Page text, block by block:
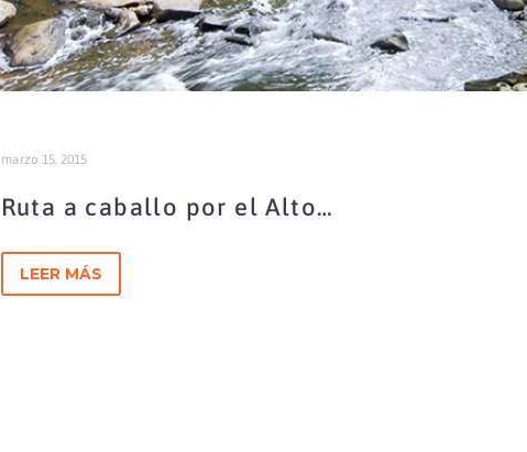
marzo 15, 2015
Ruta a caballo por el Alto
Tajo
LEER MÁS